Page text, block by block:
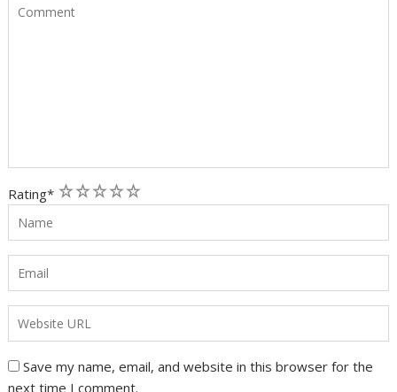
Rating* 5
4
3
2
1
Save my name, email, and website in this browser for the
next time I comment.